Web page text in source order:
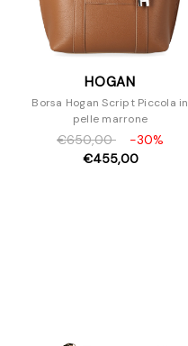
HOGAN
Borsa Hogan Script Piccola in
pelle marrone
€650,00
-30%
€455,00